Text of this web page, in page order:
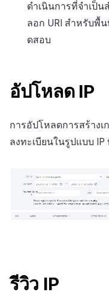
ดำเนินการที่จำเป็
ลอก URI สำหรับ
ดสอบ
อัปโหลด IP
การอัปโหลดการสร้าง
ลงทะเบียนในรูปแบบ
รีวิว IP